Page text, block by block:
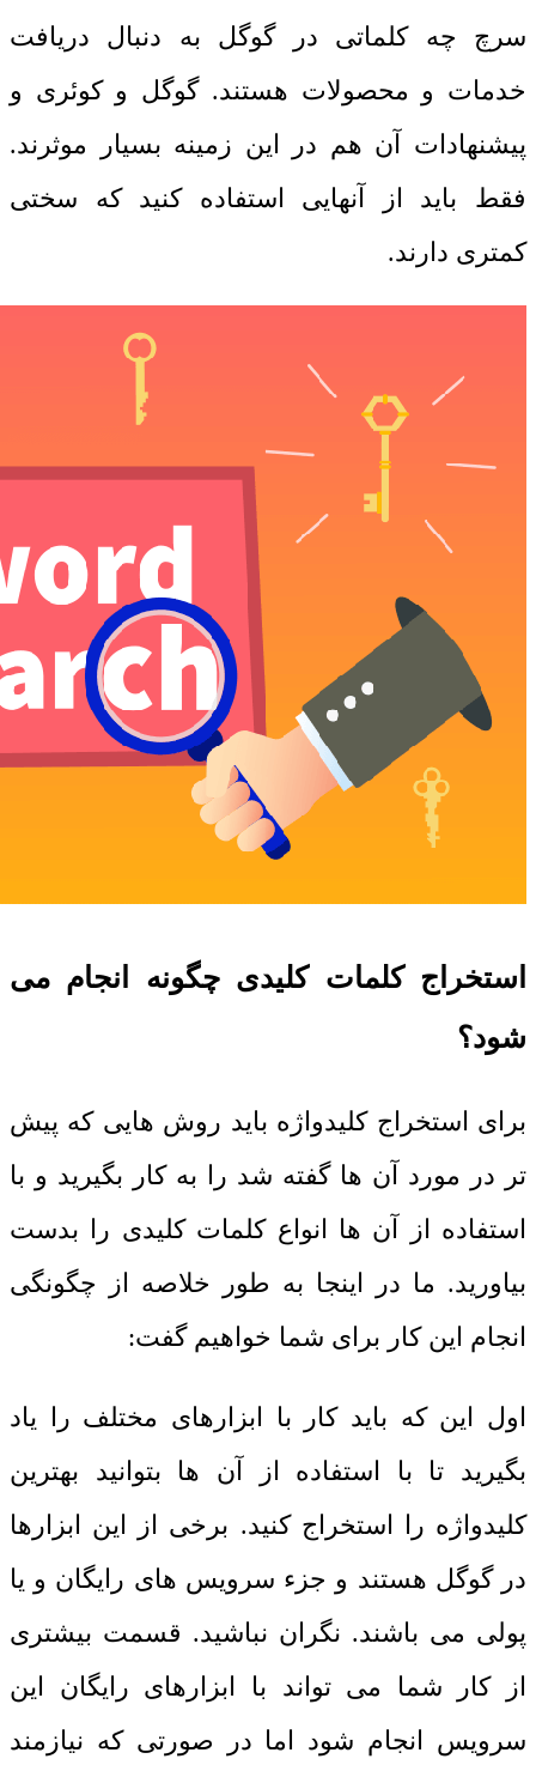
سرچ چه کلماتی در گوگل به دنبال دریافت
خدمات و محصولات هستند. گوگل و کوئری و
پیشنهادات آن هم در این زمینه بسیار موثرند.
فقط باید از آنهایی استفاده کنید که سختی
کمتری دارند.
استخراج کلمات کلیدی چگونه انجام می
شود؟
برای استخراج کلیدواژه باید روش‌ هایی که پیش
تر در مورد آن ها گفته شد را به کار بگیرید و با
استفاده از آن ها انواع کلمات کلیدی را بدست
بیاورید. ما در اینجا به طور خلاصه از چگونگی
انجام این کار برای شما خواهیم گفت:
اول این که باید کار با ابزارهای مختلف را یاد
بگیرید تا با استفاده از آن ها بتوانید بهترین
کلیدواژه را استخراج کنید. برخی از این ابزارها
در گوگل هستند و جزء سرویس های رایگان و یا
پولی می باشند. نگران نباشید. قسمت بیشتری
از کار شما می تواند با ابزارهای رایگان این
سرویس انجام شود اما در صورتی که نیازمند